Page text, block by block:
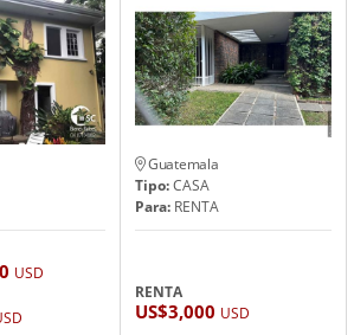
USD
Guatemala
Tipo:CASA
Para:RENTA
RENTA
US$3,000 USD